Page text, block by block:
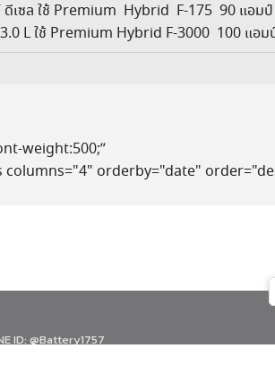
ดีเซล ใช้ Premium Hybrid F-175 90 แอมป์
L ใช้ Premium Hybrid F-3000 100 แอม
weight:500;”
columns="4" orderby="date"
ID: @Battery1757